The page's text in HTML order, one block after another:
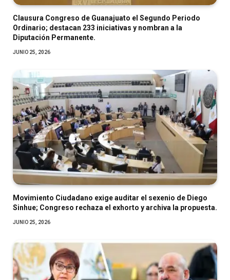
Clausura Congreso de Guanajuato el Segundo Periodo
Ordinario; destacan 233 iniciativas y nombran a la
Diputación Permanente.
JUNIO 25, 2026
Movimiento Ciudadano exige auditar el sexenio de Diego
Sinhue; Congreso rechaza el exhorto y archiva la propuesta.
JUNIO 25, 2026